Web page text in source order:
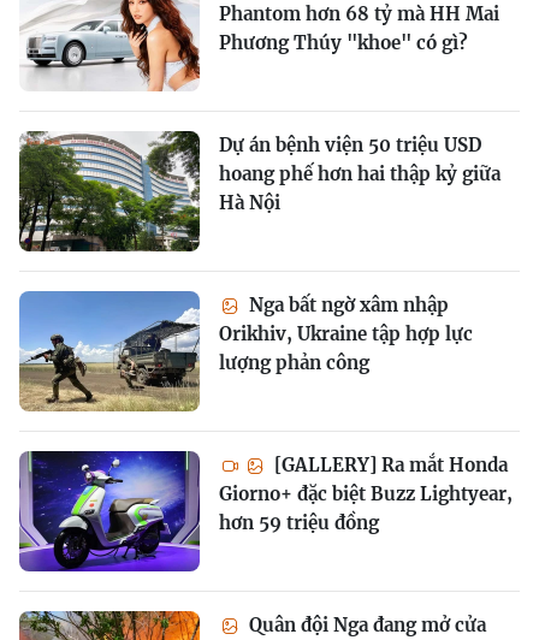
Phantom hơn 68 tỷ mà HH Mai
Phương Thúy "khoe" có gì?
Dự án bệnh viện 50 triệu USD
hoang phế hơn hai thập kỷ giữa
Hà Nội
Nga bất ngờ xâm nhập
Orikhiv, Ukraine tập hợp lực
lượng phản công
[GALLERY] Ra mắt Honda
Giorno+ đặc biệt Buzz Lightyear,
hơn 59 triệu đồng
Quân đội Nga đang mở cửa